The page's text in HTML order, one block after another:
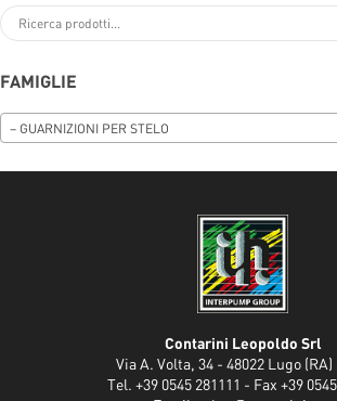
FAMIGLIE
– GUARNIZIONI PER STELO
Contarini Leopoldo Srl
Via A. Volta, 34 - 48022 Lugo
Tel. +39 0545 281111 - Fax +39